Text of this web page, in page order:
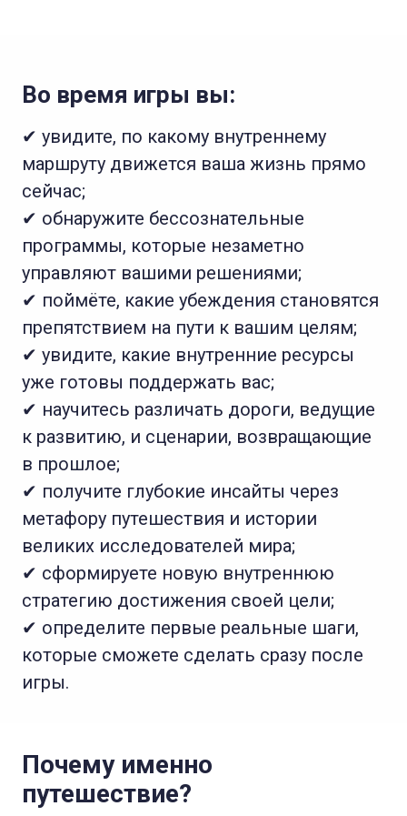
Во время игры вы:
✔ увидите, по какому внутреннему
маршруту движется ваша жизнь прямо
сейчас;
✔ обнаружите бессознательные
программы, которые незаметно
управляют вашими решениями;
✔ поймёте, какие убеждения становятся
препятствием на пути к вашим целям;
✔ увидите, какие внутренние ресурсы
уже готовы поддержать вас;
✔ научитесь различать дороги, ведущие
к развитию, и сценарии, возвращающие
в прошлое;
✔ получите глубокие инсайты через
метафору путешествия и истории
великих исследователей мира;
✔ сформируете новую внутреннюю
стратегию достижения своей цели;
✔ определите первые реальные шаги,
которые сможете сделать сразу после
игры.
Почему именно
путешествие?